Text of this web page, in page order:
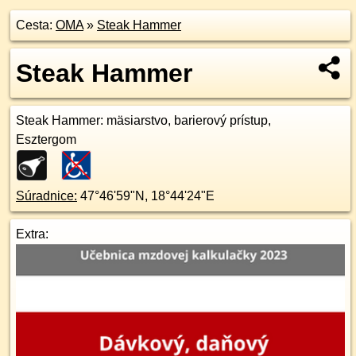
Cesta: OMA» Steak Hammer
Steak Hammer
Steak Hammer: mäsiarstvo, barierový prístup,
Esztergom
Súradnice: 47°46'59"N , 18°44'24"E
Extra: